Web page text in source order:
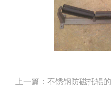
上一篇： 不锈钢防磁托辊